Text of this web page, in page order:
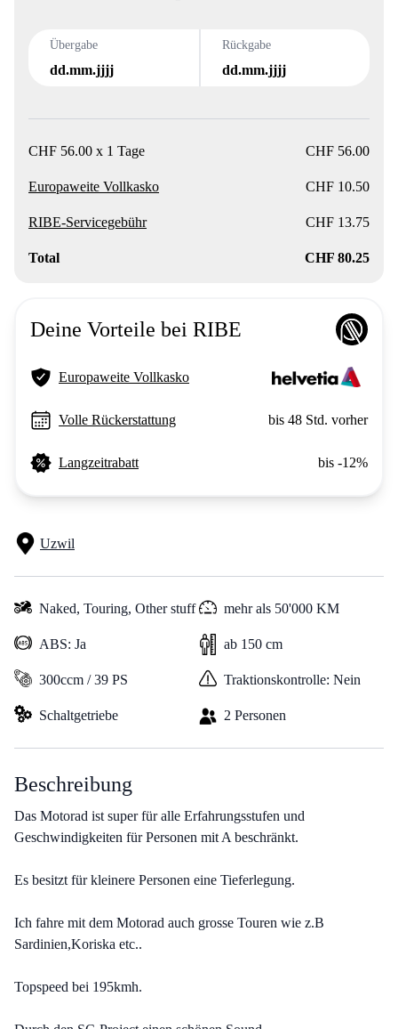
Übergabe
dd.mm.jjjj
Rückgabe
dd.mm.jjjj
CHF 56.00 x 1 Tage CHF 56.00
Europaweite Vollkasko CHF 10.50
RIBE-Servicegebühr CHF 13.75
Total CHF 80.25
Deine Vorteile bei RIBE
Europaweite Vollkasko
Volle Rückerstattung bis 48 Std. vorher
Langzeitrabatt bis -12%
Uzwil
Naked, Touring, Other stuff mehr als 50'000 KM
ABS: Ja ab 150 cm
300ccm / 39 PS Traktionskontrolle: Nein
Schaltgetriebe 2 Personen
Beschreibung
Das Motorad ist super für alle Erfahrungsstufen und
Geschwindigkeiten für Personen mit A beschränkt.
Es besitzt für kleinere Personen eine Tieferlegung.
Ich fahre mit dem Motorad auch grosse Touren wie z.B
Sardinien,Koriska etc..
Topspeed bei 195kmh.